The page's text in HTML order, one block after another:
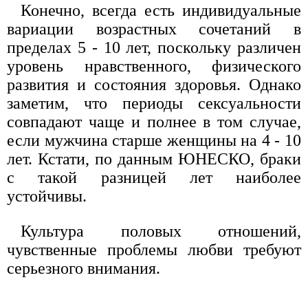
Конечно, всегда есть индивидуальные
вариации возрастных сочетаний в
пределах 5 - 10 лет, поскольку различен
уровень нравственного, физического
развития и состояния здоровья. Однако
заметим, что периоды сексуальности
совпадают чаще и полнее в том случае,
если мужчина старше женщины на 4 - 10
лет. Кстати, по данным ЮНЕСКО, браки
с такой разницей лет наиболее
устойчивы.
Культура половых отношений,
чувственные проблемы любви требуют
серьезного внимания.